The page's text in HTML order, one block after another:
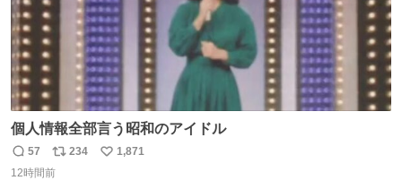
個人情報全部言う昭和のアイドル
返
信
57
リ
ポ
234
い
1,871
12時間前